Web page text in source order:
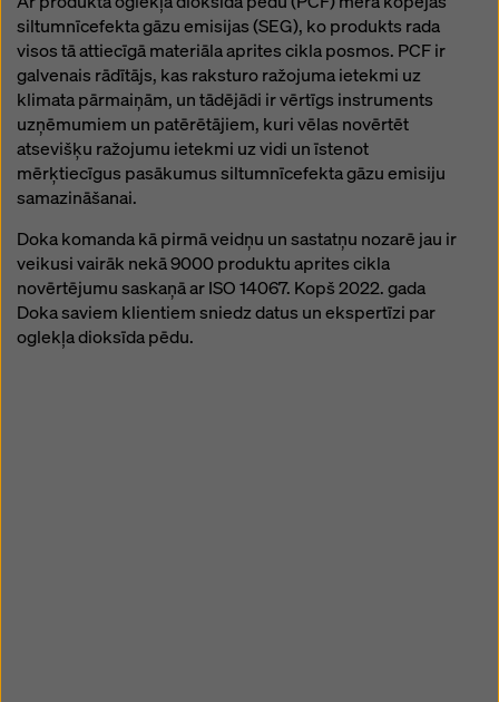
siltumnīcefekta gāzu emisijas (SEG), ko produkts rada
visos tā attiecīgā materiāla aprites cikla posmos. PCF ir
galvenais rādītājs, kas raksturo ražojuma ietekmi uz
klimata pārmaiņām, un tādējādi ir vērtīgs instruments
uzņēmumiem un patērētājiem, kuri vēlas novērtēt
atsevišķu ražojumu ietekmi uz vidi un īstenot
mērķtiecīgus pasākumus siltumnīcefekta gāzu emisiju
samazināšanai.
Doka komanda kā pirmā veidņu un sastatņu nozarē jau ir
veikusi vairāk nekā 9000 produktu aprites cikla
novērtējumu saskaņā ar ISO 14067. Kopš 2022. gada
Doka saviem klientiem sniedz datus un ekspertīzi par
oglekļa dioksīda pēdu.
iestatījumiem šīs tīmekļa vietnes apakšā un
izmantojot attiecīgos izvēles rūtiņas. Jūs varat atsaukt
savu piekrišanu jebkurā laikā ar turpmāku spēku un
bez iemesla norādīšanas, noklikšķinot uzsīkdatņu
iestatījumusšīs vietnes apakšā.
Plašāku informāciju par mūsu sīkdatnēm varat atrast
mūsu privātuma politikā. Mēs piedāvājam arī iespēju
atlasīt sīkfailus (paplašināti sīkfailu iestatījumi).